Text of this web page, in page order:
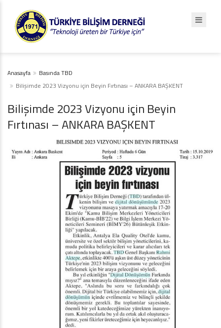
Anasayfa
Basında TBD
Bilişimde 2023 Vizyonu için Beyin Fırtınası – ANKARA BAŞKENT
Bilişimde 2023 Vizyonu için Beyin
Fırtınası – ANKARA BAŞKENT